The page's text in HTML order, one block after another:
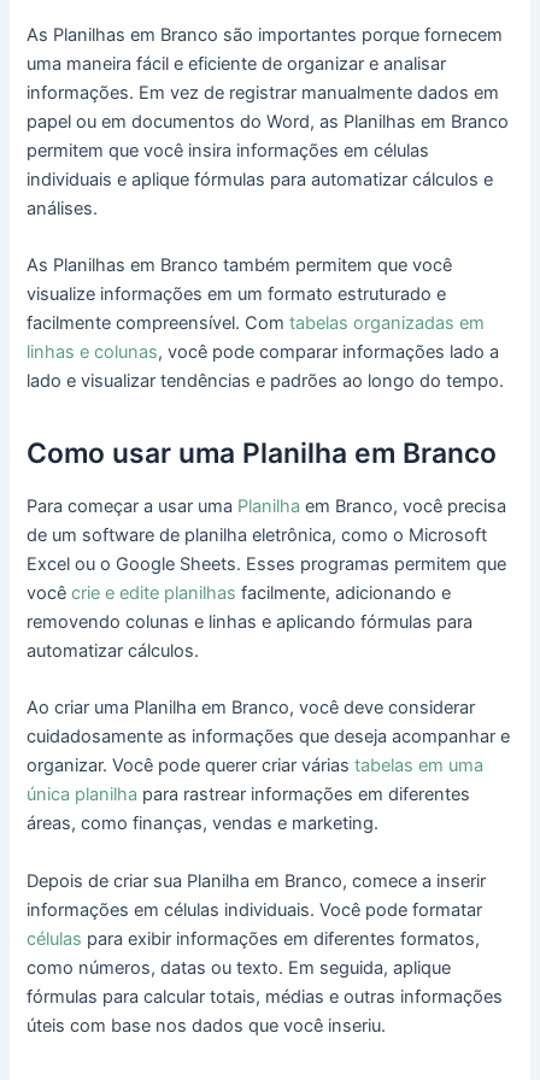
As Planilhas em Branco são importantes porque fornecem
uma maneira fácil e eficiente de organizar e analisar
informações. Em vez de registrar manualmente dados em
papel ou em documentos do Word, as Planilhas em Branco
permitem que você insira informações em células
individuais e aplique fórmulas para automatizar cálculos e
análises.
As Planilhas em Branco também permitem que você
visualize informações em um formato estruturado e
facilmente compreensível. Comtabelas organizadas em
linhas e colunas, você pode comparar informações lado a
lado e visualizar tendências e padrões ao longo do tempo.
Como usar uma Planilha em Branco
Para começar a usar uma Planilha em Branco, você precisa
de um software de planilha eletrônica, como o Microsoft
Excel ou o Google Sheets. Esses programas permitem que
vocêcrie e edite planilhas facilmente, adicionando e
removendo colunas e linhas e aplicando fórmulas para
automatizar cálculos.
Ao criar uma Planilha em Branco, você deve considerar
cuidadosamente as informações que deseja acompanhar e
organizar. Você pode querer criar váriastabelas em uma
única planilha para rastrear informações em diferentes
áreas, como finanças, vendas e marketing.
Depois de criar sua Planilha em Branco, comece a inserir
informações em células individuais. Você pode formatar
células para exibir informações em diferentes formatos,
como números, datas ou texto. Em seguida, aplique
fórmulas para calcular totais, médias e outras informações
úteis com base nos dados que você inseriu.